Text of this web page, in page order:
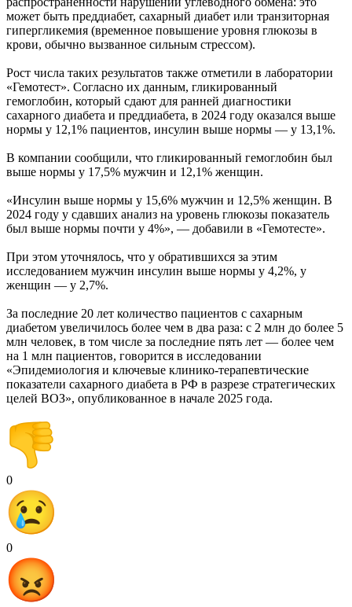
может быть преддиабет, сахарный диабет или транзиторная
гипергликемия (временное повышение уровня глюкозы в
крови, обычно вызванное сильным стрессом).
Рост числа таких результатов также отметили в лаборатории
«Гемотест». Согласно их данным, гликированный
гемоглобин, который сдают для ранней диагностики
сахарного диабета и преддиабета, в 2024 году оказался выше
нормы у 12,1% пациентов, инсулин выше нормы — у 13,1%.
В компании сообщили, что гликированный гемоглобин был
выше нормы у 17,5% мужчин и 12,1% женщин.
«Инсулин выше нормы у 15,6% мужчин и 12,5% женщин. В
2024 году у сдавших анализ на уровень глюкозы показатель
был выше нормы почти у 4%», — добавили в «Гемотесте».
При этом уточнялось, что у обратившихся за этим
исследованием мужчин инсулин выше нормы у 4,2%, у
женщин — у 2,7%.
За последние 20 лет количество пациентов с сахарным
диабетом увеличилось более чем в два раза: с 2 млн до более 5
млн человек, в том числе за последние пять лет — более чем
на 1 млн пациентов, говорится в исследовании
«Эпидемиология и ключевые клинико-терапевтические
показатели сахарного диабета в РФ в разрезе стратегических
целей ВОЗ», опубликованное в начале 2025 года.
0
0